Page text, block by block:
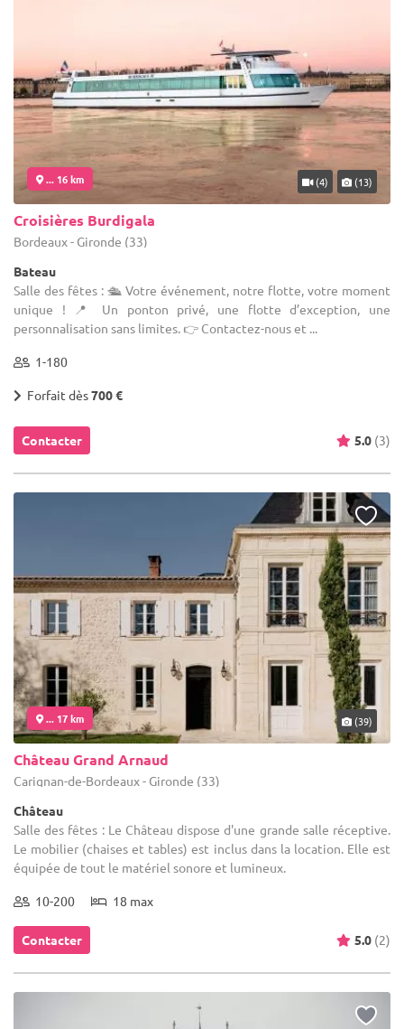
... 16 km (4) (13)
Croisières Burdigala
Bordeaux - Gironde (33)
Bateau
Salle des fêtes : 🛳 Votre événement, notre flotte, votre moment
unique ! 📍 Un ponton privé, une flotte d’exception, une
personnalisation sans limites. 👉 Contactez-nous et ...
1-180
Forfait dès700 €
Contacter 5.0 (3)
... 17 km (39)
Château Grand Arnaud
Carignan-de-Bordeaux - Gironde (33)
Château
Salle des fêtes : Le Château dispose d'une grande salle réceptive.
Le mobilier (chaises et tables) est inclus dans la location. Elle est
équipée de tout le matériel sonore et lumineux.
10-200 18 max
Contacter 5.0 (2)